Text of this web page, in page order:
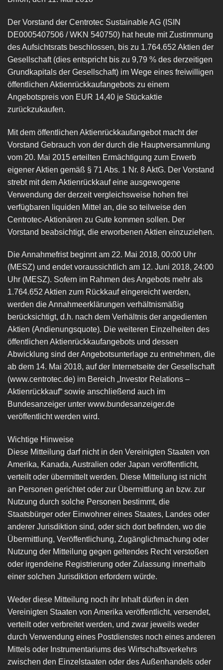
Der Vorstand der Centrotec Sustainable AG (ISIN
DE0005407506 / WKN 540750) hat heute mit Zustimmung
des Aufsichtsrats beschlossen, bis zu 1.764.652 Aktien der
Gesellschaft (dies entspricht bis zu 9,79 % des derzeitigen
Grundkapitals der Gesellschaft) im Wege eines freiwilligen
öffentlichen Aktienrückkaufangebots zu einem
Angebotspreis von EUR 14,40 je Stückaktie
zurückzukaufen.
Mit dem öffentlichen Aktienrückkaufangebot macht der
Vorstand Gebrauch von der durch die Hauptversammlung
vom 20. Mai 2015 erteilten Ermächtigung zum Erwerb
eigener Aktien gemäß § 71 Abs. 1 Nr. 8 AktG. Der Vorstand
strebt mit dem Aktienrückkauf eine ausgewogene
Verwendung der derzeit vergleichsweise hohen frei
verfügbaren liquiden Mittel an, die so teilweise den
Centrotec-Aktionären zu Gute kommen sollen. Der
Vorstand beabsichtigt, die erworbenen Aktien einzuziehen.
Die Annahmefrist beginnt am 22. Mai 2018, 00:00 Uhr
(MESZ) und endet voraussichtlich am 12. Juni 2018, 24:00
Uhr (MESZ). Sofern im Rahmen des Angebots mehr als
1.764.652 Aktien zum Rückkauf eingereicht werden,
werden die Annahmeerklärungen verhältnismäßig
berücksichtigt, d.h. nach dem Verhältnis der angedienten
Aktien (Andienungsquote). Die weiteren Einzelheiten des
öffentlichen Aktienrückkaufangebots und dessen
Abwicklung sind der Angebotsunterlage zu entnehmen, die
ab dem 14. Mai 2018, auf der Internetseite der Gesellschaft
(www.centrotec.de) im Bereich „Investor Relations –
Aktienrückkauf“ sowie anschließend auch im
Bundesanzeiger unter www.bundesanzeiger.de
veröffentlicht werden wird.
Wichtige Hinweise
Diese Mitteilung darf nicht in den Vereinigten Staaten von
Amerika, Kanada, Australien oder Japan veröffentlicht,
verteilt oder übermittelt werden. Diese Mitteilung ist nicht
an Personen gerichtet oder zur Übermittlung an bzw. zur
Nutzung durch solche Personen bestimmt, die
Staatsbürger oder Einwohner eines Staates, Landes oder
anderer Jurisdiktion sind, oder sich dort befinden, wo die
Übermittlung, Veröffentlichung, Zugänglichmachung oder
Nutzung der Mitteilung gegen geltendes Recht verstoßen
oder irgendeine Registrierung oder Zulassung innerhalb
einer solchen Jurisdiktion erfordern würde.
Weder diese Mitteilung noch ihr Inhalt dürfen in den
Vereinigten Staaten von Amerika veröffentlicht, versendet,
verteilt oder verbreitet werden, und zwar jeweils weder
durch Verwendung eines Postdienstes noch eines anderen
Mittels oder Instrumentariums des Wirtschaftsverkehrs
zwischen den Einzelstaaten oder des Außenhandels oder